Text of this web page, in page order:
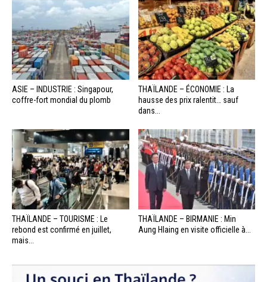
ASIE – INDUSTRIE : Singapour,
coffre-fort mondial du plomb
THAÏLANDE – ÉCONOMIE : La
hausse des prix ralentit… sauf
dans...
THAÏLANDE – TOURISME : Le
rebond est confirmé en juillet,
mais...
THAÏLANDE – BIRMANIE : Min
Aung Hlaing en visite officielle à...